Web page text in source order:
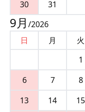
30
31
9月 /2026
日
月 火
1
6
7 8
13
14 15